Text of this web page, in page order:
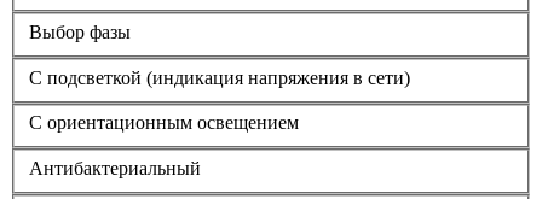
Выбор фазы
С подсветкой (индикация напряжения в сети)
С ориентационным освещением
Антибактериальный